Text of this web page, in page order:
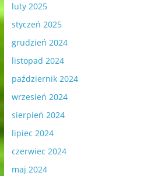
luty 2025
styczeń 2025
grudzień 2024
listopad 2024
październik 2024
wrzesień 2024
sierpień 2024
lipiec 2024
czerwiec 2024
maj 2024